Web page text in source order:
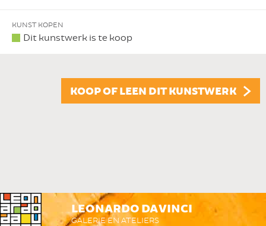
KUNST KOPEN
Dit kunstwerk is te koop
KOOP OF LEEN DIT KUNSTWERK
LEONARDO DA VINCI
GALERIE EN ATELIERS